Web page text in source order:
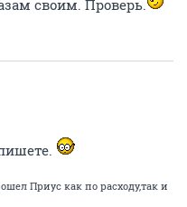
своим. Проверь.
Приус как по расходу,так и